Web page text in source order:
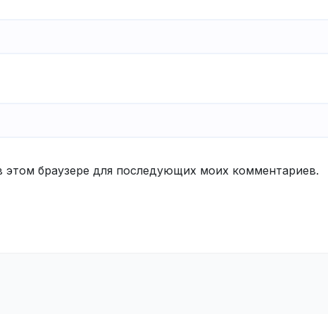
этом браузере для последующих моих комментариев.